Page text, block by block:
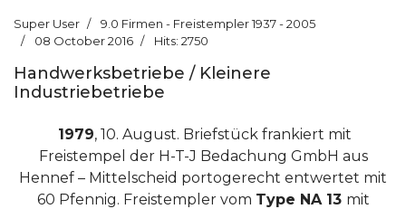
Super User
9.0 Firmen - Freistempler 1937 - 2005
08 October 2016
Hits: 2750
Handwerksbetriebe / Kleinere
Industriebetriebe
1979, 10. August. Briefstück frankiert mit
Freistempel der H-T-J Bedachung GmbH aus
Hennef – Mittelscheid portogerecht entwertet mit
60 Pfennig. Freistempler vom Type NA 13 mit